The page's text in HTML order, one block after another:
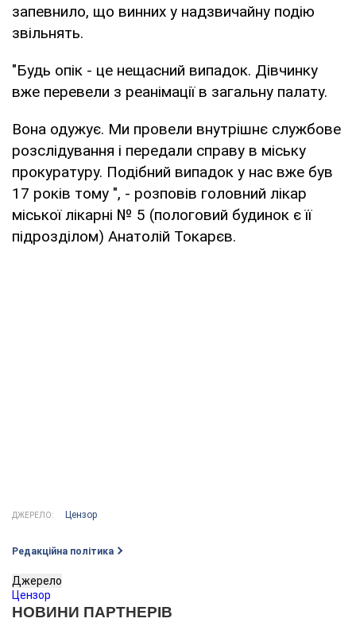
запевнило, що винних у надзвичайну подію
звільнять.
"Будь опік - це нещасний випадок. Дівчинку
вже перевели з реанімації в загальну палату.
Вона одужує. Ми провели внутрішнє службове
розслідування і передали справу в міську
прокуратуру. Подібний випадок у нас вже був
17 років тому ", - розповів головний лікар
міської лікарні № 5 (пологовий будинок є її
підрозділом) Анатолій Токарєв.
ДЖЕРЕЛО: Цензор
Редакційна політика
Джерело
Цензор